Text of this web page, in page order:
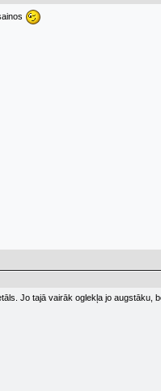
Jo tajā vairāk oglekļa jo augstāku,